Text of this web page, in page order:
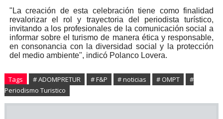
"La creación de esta celebración tiene como finalidad
revalorizar el rol y trayectoria del periodista turístico,
invitando a los profesionales de la comunicación social a
informar sobre el turismo de manera ética y responsable,
en consonancia con la diversidad social y la protección
del medio ambiente", indicó Polanco Lovera.
Tags # ADOMPRETUR # F&P # noticias # OMPT
#
Periodismo Turistico